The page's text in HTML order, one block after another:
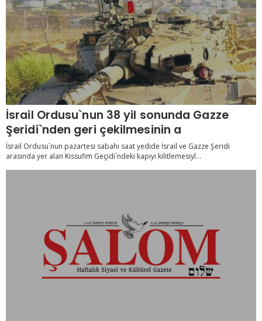
İsrail Ordusu`nun 38 yil sonunda Gazze
Şeridi`nden geri çekilmesinin a
İsrail Ordusu`nun pazartesi sabahı saat yedide İsrail ve Gazze Şeridi
arasında yer alan Kissufim Geçidi`ndeki kapıyı kilitlemesiyl...